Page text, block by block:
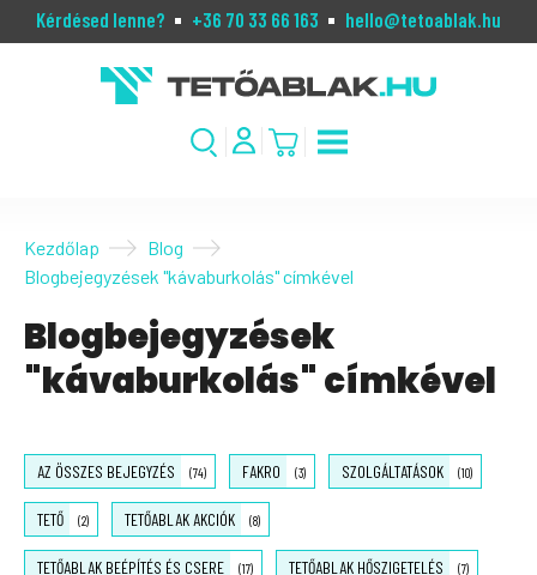
Kérdésed lenne? +36 70 33 66 163 hello@tetoablak.hu
Kezdőlap
Blog
Blogbejegyzések "kávaburkolás" címkével
Blogbejegyzések
"kávaburkolás" címkével
AZ ÖSSZES BEJEGYZÉS (74) FAKRO (3) SZOLGÁLTATÁSOK (10)
TETŐ (2) TETŐABLAK AKCIÓK (8)
TETŐABLAK BEÉPÍTÉS ÉS CSERE (17) TETŐABLAK HŐSZIGETELÉS (7)